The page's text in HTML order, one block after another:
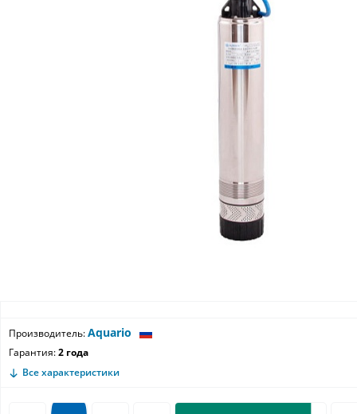
Производитель:Aquario
Гарантия:2 года
Все характеристики